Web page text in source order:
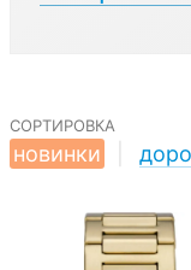
сортировка
новинки